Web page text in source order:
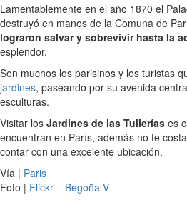
Lamentablemente en el año 1870 el
destruyó en manos de la Comuna de
lograron salvar y sobrevivir hasta la
esplendor.
Son muchos los parisinos y los turistas
jardines, paseando por su avenida
esculturas.
Visitar los Jardines de las Tullerías es
encuentran en París, además no te
contar con una excelente ubicación.
Vía | Paris
Foto | Flickr – Begoña V